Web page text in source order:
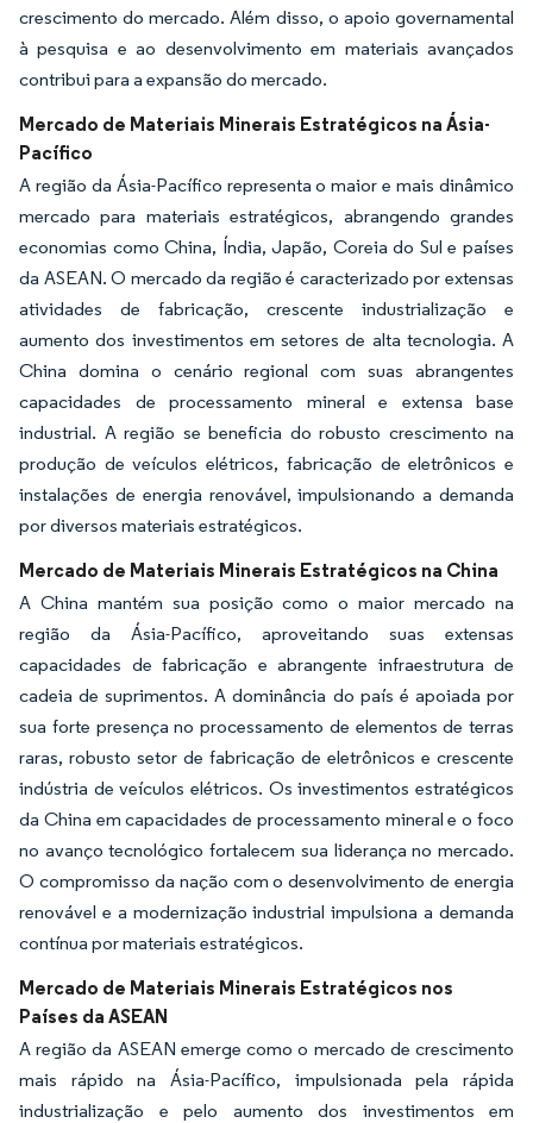
crescimento do mercado. Além disso, o apoio governamental
à pesquisa e ao desenvolvimento em materiais avançados
contribui para a expansão do mercado.
Mercado de Materiais Minerais Estratégicos na Ásia-
Pacífico
A região da Ásia-Pacífico representa o maior e mais dinâmico
mercado para materiais estratégicos, abrangendo grandes
economias como China, Índia, Japão, Coreia do Sul e países
da ASEAN. O mercado da região é caracterizado por extensas
atividades de fabricação, crescente industrialização e
aumento dos investimentos em setores de alta tecnologia. A
China domina o cenário regional com suas abrangentes
capacidades de processamento mineral e extensa base
industrial. A região se beneficia do robusto crescimento na
produção de veículos elétricos, fabricação de eletrônicos e
instalações de energia renovável, impulsionando a demanda
por diversos materiais estratégicos.
Mercado de Materiais Minerais Estratégicos na China
A China mantém sua posição como o maior mercado na
região da Ásia-Pacífico, aproveitando suas extensas
capacidades de fabricação e abrangente infraestrutura de
cadeia de suprimentos. A dominância do país é apoiada por
sua forte presença no processamento de elementos de terras
raras, robusto setor de fabricação de eletrônicos e crescente
indústria de veículos elétricos. Os investimentos estratégicos
da China em capacidades de processamento mineral e o foco
no avanço tecnológico fortalecem sua liderança no mercado.
O compromisso da nação com o desenvolvimento de energia
renovável e a modernização industrial impulsiona a demanda
contínua por materiais estratégicos.
Mercado de Materiais Minerais Estratégicos nos
Países da ASEAN
A região da ASEAN emerge como o mercado de crescimento
mais rápido na Ásia-Pacífico, impulsionada pela rápida
industrialização e pelo aumento dos investimentos em